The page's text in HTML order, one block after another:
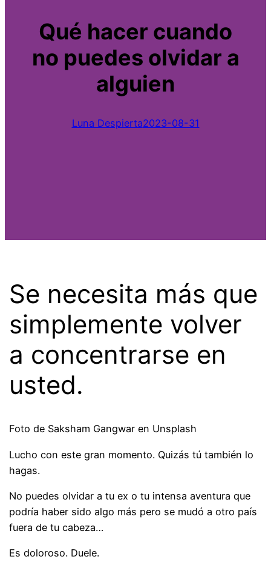
Qué hacer cuando
no puedes olvidar a
alguien
Luna Despierta2023-08-31
Se necesita más que
simplemente volver
a concentrarse en
usted.
Foto de Saksham Gangwar en Unsplash
Lucho con este gran momento. Quizás tú también lo
hagas.
No puedes olvidar a tu ex o tu intensa aventura que
podría haber sido algo más pero se mudó a otro país
fuera de tu cabeza…
Es doloroso. Duele.